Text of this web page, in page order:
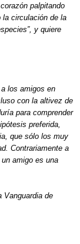
palpitando
la circulación de la
y quiere
los amigos en
con la altivez de
para comprender
preferida,
que sólo los muy
Contrariamente a
amigo es una
Vanguardia de